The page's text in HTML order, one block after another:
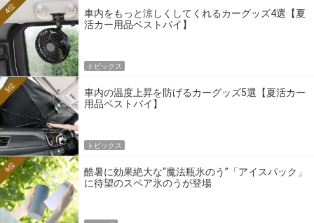
車内をもっと涼しくしてくれるカーグッズ4選【夏
活カー用品ベストバイ】
4位
トピックス
車内の温度上昇を防げるカーグッズ5選【夏活カー
用品ベストバイ】
5位
トピックス
酷暑に効果絶大な“魔法瓶氷のう”「アイスパック」
に待望のスペア氷のうが登場
6位